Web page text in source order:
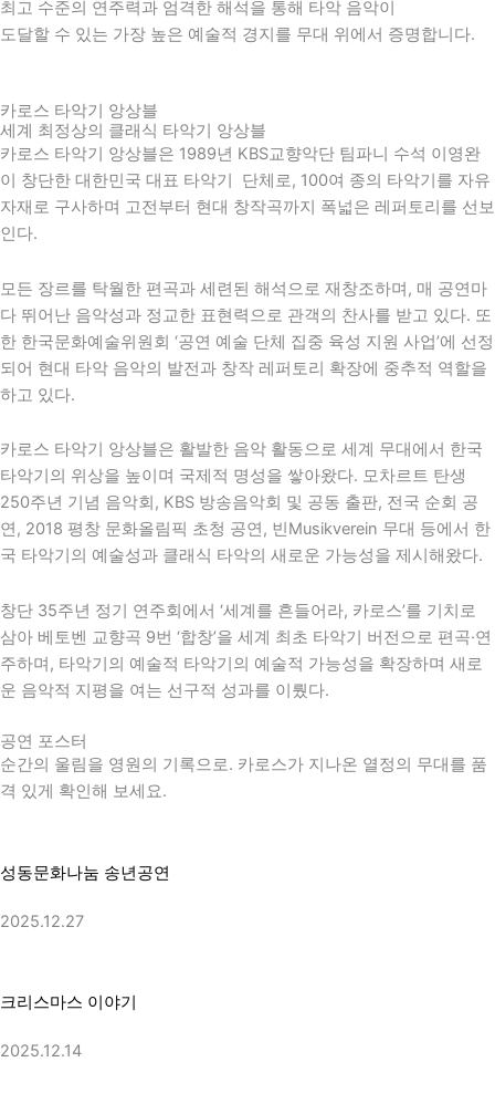
최고 수준의 연주력과 엄격한 해석을 통해 타악 음악이
도달할 수 있는 가장 높은 예술적 경지를 무대 위에서 증명합니다.
카로스 타악기 앙상블
세계 최정상의 클래식 타악기 앙상블
카로스 타악기 앙상블은 1989년 KBS교향악단 팀파니 수석 이영완
이 창단한 대한민국 대표 타악기 단체로, 100여 종의 타악기를 자유
자재로 구사하며 고전부터 현대 창작곡까지 폭넓은 레퍼토리를 선보
인다.
모든 장르를 탁월한 편곡과 세련된 해석으로 재창조하며, 매 공연마
다 뛰어난 음악성과 정교한 표현력으로 관객의 찬사를 받고 있다. 또
한 한국문화예술위원회 ‘공연 예술 단체 집중 육성 지원 사업’에 선정
되어 현대 타악 음악의 발전과 창작 레퍼토리 확장에 중추적 역할을
하고 있다.
카로스 타악기 앙상블은 활발한 음악 활동으로 세계 무대에서 한국
타악기의 위상을 높이며 국제적 명성을 쌓아왔다. 모차르트 탄생
250주년 기념 음악회, KBS 방송음악회 및 공동 출판, 전국 순회 공
연, 2018 평창 문화올림픽 초청 공연, 빈Musikverein 무대 등에서 한
국 타악기의 예술성과 클래식 타악의 새로운 가능성을 제시해왔다.
창단 35주년 정기 연주회에서 ‘세계를 흔들어라, 카로스’를 기치로
삼아 베토벤 교향곡 9번 ‘합창’을 세계 최초 타악기 버전으로 편곡·연
주하며, 타악기의 예술적 타악기의 예술적 가능성을 확장하며 새로
운 음악적 지평을 여는 선구적 성과를 이뤘다.
공연 포스터
순간의 울림을 영원의 기록으로. 카로스가 지나온 열정의 무대를 품
격 있게 확인해 보세요.
성동문화나눔 송년공연
2025.12.27
크리스마스 이야기
2025.12.14